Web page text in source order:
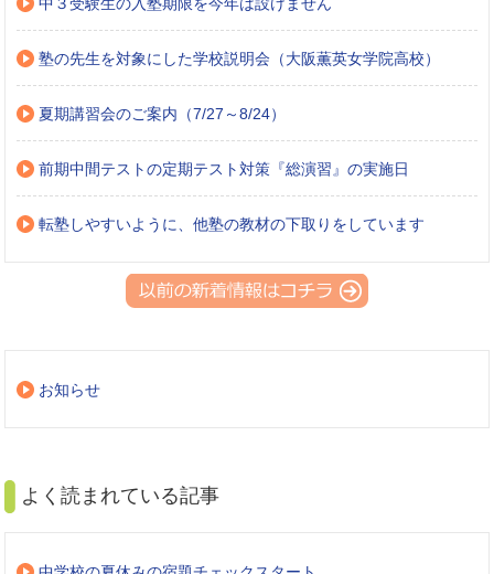
塾の先生を対象にした学校説明会（大阪薫英女学院高校）
夏期講習会のご案内（7/27～8/24）
前期中間テストの定期テスト対策『総演習』の実施日
転塾しやすいように、他塾の教材の下取りをしています
お知らせ
よく読まれている記事